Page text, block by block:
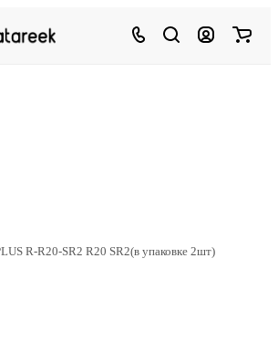
R-R20-SR2 R20 SR2(в упаковке 2шт)